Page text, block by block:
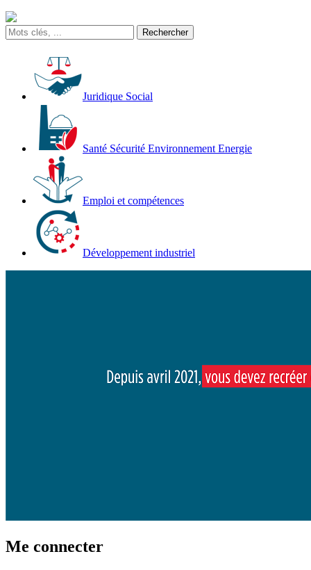
Juridique Social
Santé Sécurité Environnement Energie
Emploi et compétences
Développement industriel
Me connecter